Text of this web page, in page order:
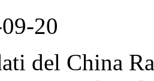
20
del China